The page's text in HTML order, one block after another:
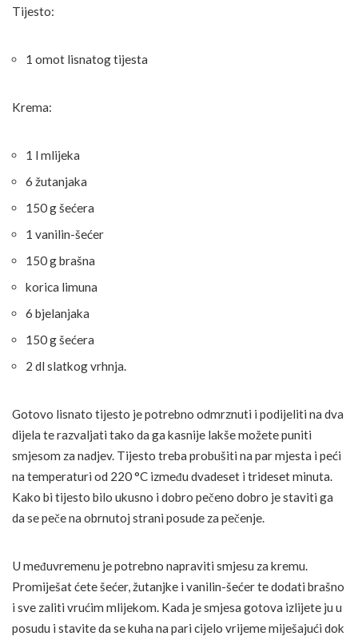
Tijesto:
1 omot lisnatog tijesta
Krema:
1 l mlijeka
6 žutanjaka
150 g šećera
1 vanilin-šećer
150 g brašna
korica limuna
6 bjelanjaka
150 g šećera
2 dl slatkog vrhnja.
Gotovo lisnato tijesto je potrebno odmrznuti i podijeliti na dva
dijela te razvaljati tako da ga kasnije lakše možete puniti
smjesom za nadjev. Tijesto treba probušiti na par mjesta i peći
na temperaturi od 220 °C između dvadeset i trideset minuta.
Kako bi tijesto bilo ukusno i dobro pečeno dobro je staviti ga
da se peče na obrnutoj strani posude za pečenje.
U međuvremenu je potrebno napraviti smjesu za kremu.
Promiješat ćete šećer, žutanjke i vanilin-šećer te dodati brašno
i sve zaliti vrućim mlijekom. Kada je smjesa gotova izlijete ju u
posudu i stavite da se kuha na pari cijelo vrijeme miješajući dok